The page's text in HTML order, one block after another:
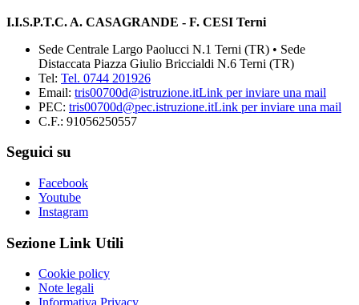
I.I.S.P.T.C. A. CASAGRANDE - F. CESI Terni
Sede Centrale Largo Paolucci N.1 Terni (TR) • Sede
Distaccata Piazza Giulio Briccialdi N.6 Terni (TR)
Tel: Tel. 0744 201926
Email: tris00700d@istruzione.itLink per inviare una mail
PEC: tris00700d@pec.istruzione.itLink per inviare una mail
C.F.: 91056250557
Seguici su
Facebook
Youtube
Instagram
Sezione Link Utili
Cookie policy
Note legali